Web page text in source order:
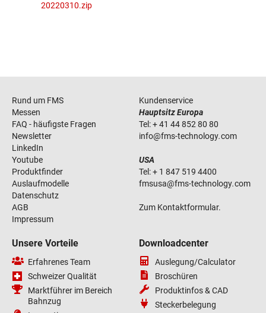
20220310.zip
Rund um FMS
Messen
FAQ - häufigste Fragen
Newsletter
LinkedIn
Youtube
Produktfinder
Auslaufmodelle
Datenschutz
AGB
Impressum
Kundenservice
Hauptsitz Europa
Tel:+ 41 44 852 80 80
info@fms-technology.com
USA
Tel:+ 1 847 519 4400
fmsusa@fms-technology.com
Zum Kontaktformular.
Unsere Vorteile
Erfahrenes Team
Schweizer Qualität
Marktführer im Bereich
Bahnzug
Downloadcenter
Auslegung/Calculator
Broschüren
Produktinfos & CAD
Steckerbelegung